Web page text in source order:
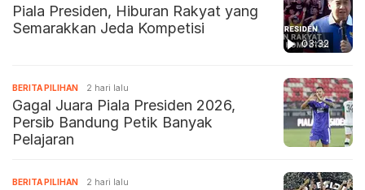
03:32
Piala Presiden, Hiburan Rakyat yang
Semarakkan Jeda Kompetisi
BERITA PILIHAN 2 hari lalu
Gagal Juara Piala Presiden 2026,
Persib Bandung Petik Banyak
Pelajaran
BERITA PILIHAN 2 hari lalu